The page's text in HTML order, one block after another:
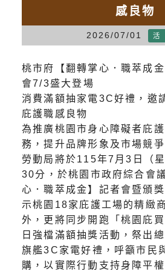
感良物
2026/07/01 活
桃市府【翻轉掌心．職萃成
會7/3盛大登場
消費滿額抽家電3C好禮，邀
庇護職感良物
為推廣桃園市身心障礙者庇
務，提升品牌形象及市場競
勞動局將於115年7月3日（
30分，於桃園市政府綜合會
心．職萃成金】記者會暨頒
示桃園18家庇護工場的精緻
外，更將同步開跑「桃園庇
日強檔滿額抽獎活動，祭出
旗艦3C家電好禮，呼籲市民
購，以實際行動支持身障平權